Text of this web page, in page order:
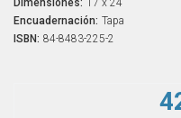
Dimensiones: 17 x 24
Encuadernación: Tapa
ISBN: 84-8483-225-2